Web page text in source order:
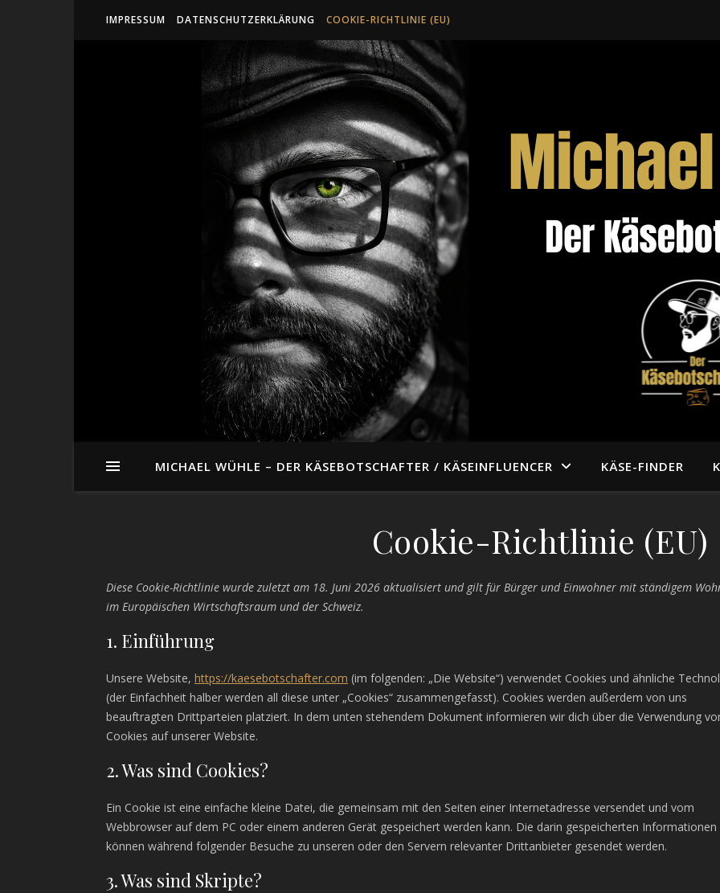
IMPRESSUM DATENSCHUTZERKLÄRUNG COOKIE-RICHTLINIE (EU)
MICHAEL WÜHLE – DER KÄSEBOTSCHAFTER / KÄSEINFLUENCER KÄSE-FINDER
Cookie-Richtlinie (EU)
Diese Cookie-Richtlinie wurde zuletzt am 18. Juni 2026 aktualisiert und gilt für Bürger und Einwohner mit ständigem
im Europäischen Wirtschaftsraum und der Schweiz.
1. Einführung
Unsere Website, https://kaesebotschafter.com (im folgenden: „Die Website“) verwendet Cookies und ähnliche
(der Einfachheit halber werden all diese unter „Cookies“ zusammengefasst). Cookies werden außerdem von uns
beauftragten Drittparteien platziert. In dem unten stehendem Dokument informieren wir dich über die Verwendung
Cookies auf unserer Website.
2. Was sind Cookies?
Ein Cookie ist eine einfache kleine Datei, die gemeinsam mit den Seiten einer Internetadresse versendet und vom
Webbrowser auf dem PC oder einem anderen Gerät gespeichert werden kann. Die darin gespeicherten Informationen
können während folgender Besuche zu unseren oder den Servern relevanter Drittanbieter gesendet werden.
3. Was sind Skripte?